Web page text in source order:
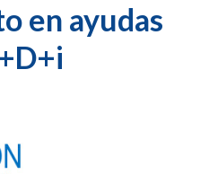
en ayudas